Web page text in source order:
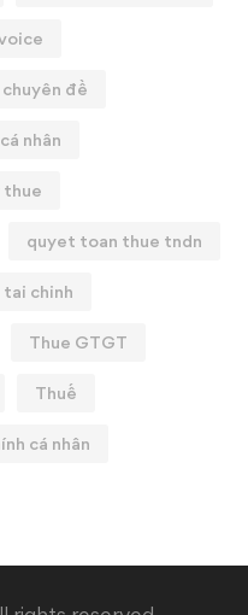
đề
nhân
thue
quyet toan thue tndn
tai chinh
Thue GTGT
Thuế
cá nhân